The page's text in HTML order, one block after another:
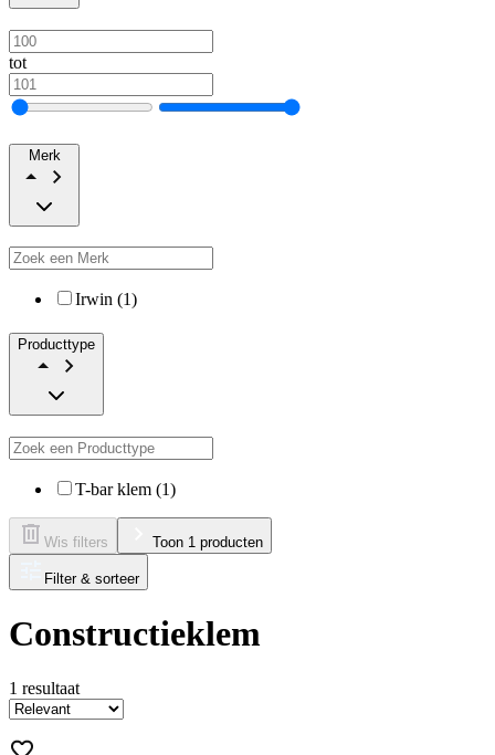
tot
Merk
Irwin (1)
Producttype
T-bar klem (1)
Wis filters Toon 1 producten
Filter & sorteer
Constructieklem
1 resultaat